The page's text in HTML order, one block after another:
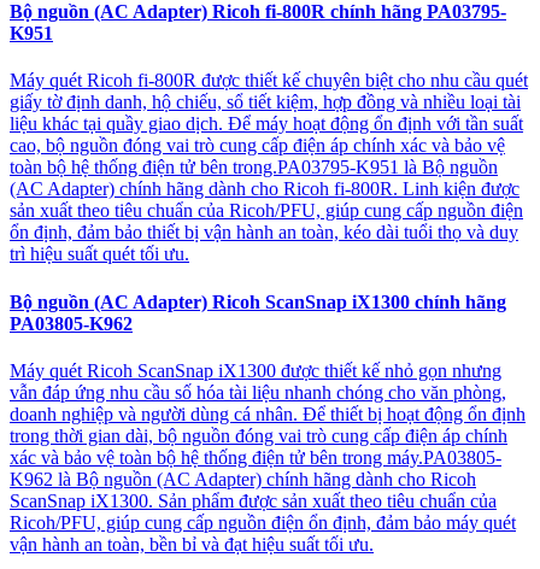
Bộ nguồn (AC Adapter) Ricoh fi-800R chính hãng PA03795-
K951
Máy quét Ricoh fi-800R được thiết kế chuyên biệt cho nhu cầu quét
giấy tờ định danh, hộ chiếu, sổ tiết kiệm, hợp đồng và nhiều loại tài
liệu khác tại quầy giao dịch. Để máy hoạt động ổn định với tần suất
cao, bộ nguồn đóng vai trò cung cấp điện áp chính xác và bảo vệ
toàn bộ hệ thống điện tử bên trong.PA03795-K951 là Bộ nguồn
(AC Adapter) chính hãng dành cho Ricoh fi-800R. Linh kiện được
sản xuất theo tiêu chuẩn của Ricoh/PFU, giúp cung cấp nguồn điện
ổn định, đảm bảo thiết bị vận hành an toàn, kéo dài tuổi thọ và duy
trì hiệu suất quét tối ưu.
Bộ nguồn (AC Adapter) Ricoh ScanSnap iX1300 chính hãng
PA03805-K962
Máy quét Ricoh ScanSnap iX1300 được thiết kế nhỏ gọn nhưng
vẫn đáp ứng nhu cầu số hóa tài liệu nhanh chóng cho văn phòng,
doanh nghiệp và người dùng cá nhân. Để thiết bị hoạt động ổn định
trong thời gian dài, bộ nguồn đóng vai trò cung cấp điện áp chính
xác và bảo vệ toàn bộ hệ thống điện tử bên trong máy.PA03805-
K962 là Bộ nguồn (AC Adapter) chính hãng dành cho Ricoh
ScanSnap iX1300. Sản phẩm được sản xuất theo tiêu chuẩn của
Ricoh/PFU, giúp cung cấp nguồn điện ổn định, đảm bảo máy quét
vận hành an toàn, bền bỉ và đạt hiệu suất tối ưu.